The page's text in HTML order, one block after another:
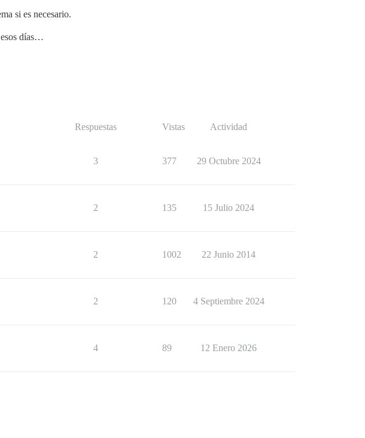
si es necesario.
esos días…
Respuestas Vistas Actividad
3 377 29 Octubre 2024
2 135 15 Julio 2024
2 1002 22 Junio 2014
2 120 4 Septiembre 2024
4 89 12 Enero 2026